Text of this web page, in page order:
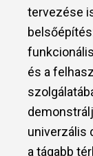
tervezése
és a
univerzális
a tágabb